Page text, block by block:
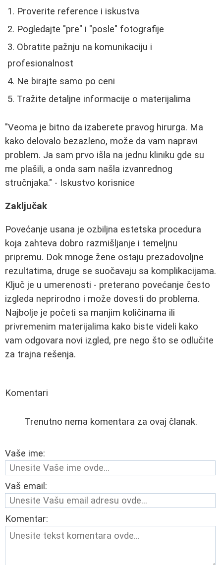
Proverite reference i iskustva
Pogledajte "pre" i "posle" fotografije
Obratite pažnju na komunikaciju i
profesionalnost
Ne birajte samo po ceni
Tražite detaljne informacije o materijalima
"Veoma je bitno da izaberete pravog hirurga. Ma
kako delovalo bezazleno, može da vam napravi
problem. Ja sam prvo išla na jednu kliniku gde su
me plašili, a onda sam našla izvanrednog
stručnjaka." - Iskustvo korisnice
Zaključak
Povećanje usana je ozbiljna estetska procedura
koja zahteva dobro razmišljanje i temeljnu
pripremu. Dok mnoge žene ostaju prezadovoljne
rezultatima, druge se suočavaju sa komplikacijama.
Ključ je u umerenosti - preterano povećanje često
izgleda neprirodno i može dovesti do problema.
Najbolje je početi sa manjim količinama ili
privremenim materijalima kako biste videli kako
vam odgovara novi izgled, pre nego što se odlučite
za trajna rešenja.
Komentari
Trenutno nema komentara za ovaj članak.
Vaše ime:
Vaš email:
Komentar: